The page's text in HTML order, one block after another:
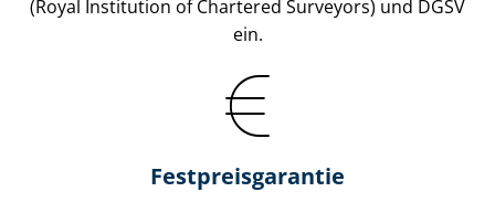
(Royal Institution of Chartered Surveyors) und DGSV
ein.
Festpreis​garantie